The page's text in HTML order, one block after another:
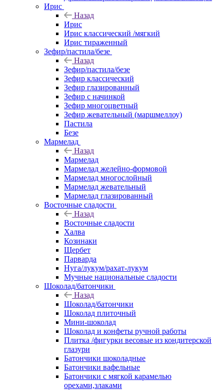
Ирис
Назад
Ирис
Ирис классический /мягкий
Ирис тираженный
Зефир/пастила/безе
Назад
Зефир/пастила/безе
Зефир классический
Зефир глазированный
Зефир с начинкой
Зефир многоцветный
Зефир жевательный (маршмеллоу)
Пастила
Безе
Мармелад
Назад
Мармелад
Мармелад желейно-формовой
Мармелад многослойный
Мармелад жевательный
Мармелад глазированный
Восточные сладости
Назад
Восточные сладости
Халва
Козинаки
Щербет
Парварда
Нуга/лукум/рахат-лукум
Мучные национальные сладости
Шоколад/батончики
Назад
Шоколад/батончики
Шоколад плиточный
Мини-шоколад
Шоколад и конфеты ручной работы
Плитка /фигурки весовые из кондитерской
глазури
Батончики шоколадные
Батончики вафельные
Батончики с мягкой карамелью
орехами,злаками